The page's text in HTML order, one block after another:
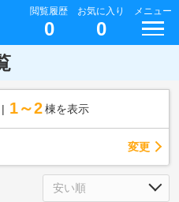
閲覧履歴
0
お気に入り
0
メニュー
1～2 棟を表示
変更